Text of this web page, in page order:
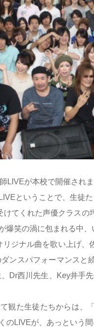
LIVEが本校で開催されま
ということで、生徒
てくれた声優クラス
爆笑の渦に包まれる中、
リジナル曲を歌い上げ
ンスパフォーマンス
Dr西川先生、Key井手
観た生徒たちからは、
のLIVEが、あっという間